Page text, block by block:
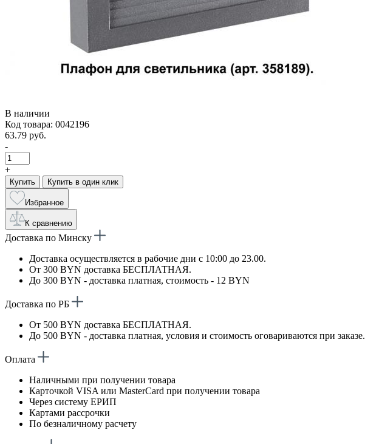
В наличии
Код товара: 0042196
63.79 руб.
-
+
Купить Купить в один клик
Избранное
К сравнению
Доставка по Минску
Доставка осуществляется в рабочие дни с 10:00 до 23.00.
От 300 BYN доставка БЕСПЛАТНАЯ.
До 300 BYN - доставка платная, стоимость - 12 BYN
Доставка по РБ
От 500 BYN доставка БЕСПЛАТНАЯ.
До 500 BYN - доставка платная, условия и стоимость оговариваются при заказе.
Оплата
Наличными при получении товара
Карточкой VISA или MasterCard при получении товара
Через систему ЕРИП
Картами рассрочки
По безналичному расчету